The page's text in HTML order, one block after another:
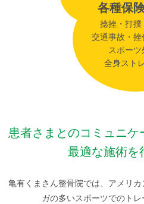
各種保
捻挫・打撲
交通事故・挫
スポーツ
全身スト
患者さまとのコミュニケ
最適な施術を
亀有くまさん整骨院では、アメリ
ガの多いスポーツでのトレ